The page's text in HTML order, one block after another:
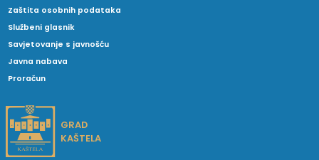
Zaštita osobnih podataka
Službeni glasnik
Savjetovanje s javnošću
Javna nabava
Proračun
GRAD
KAŠTELA